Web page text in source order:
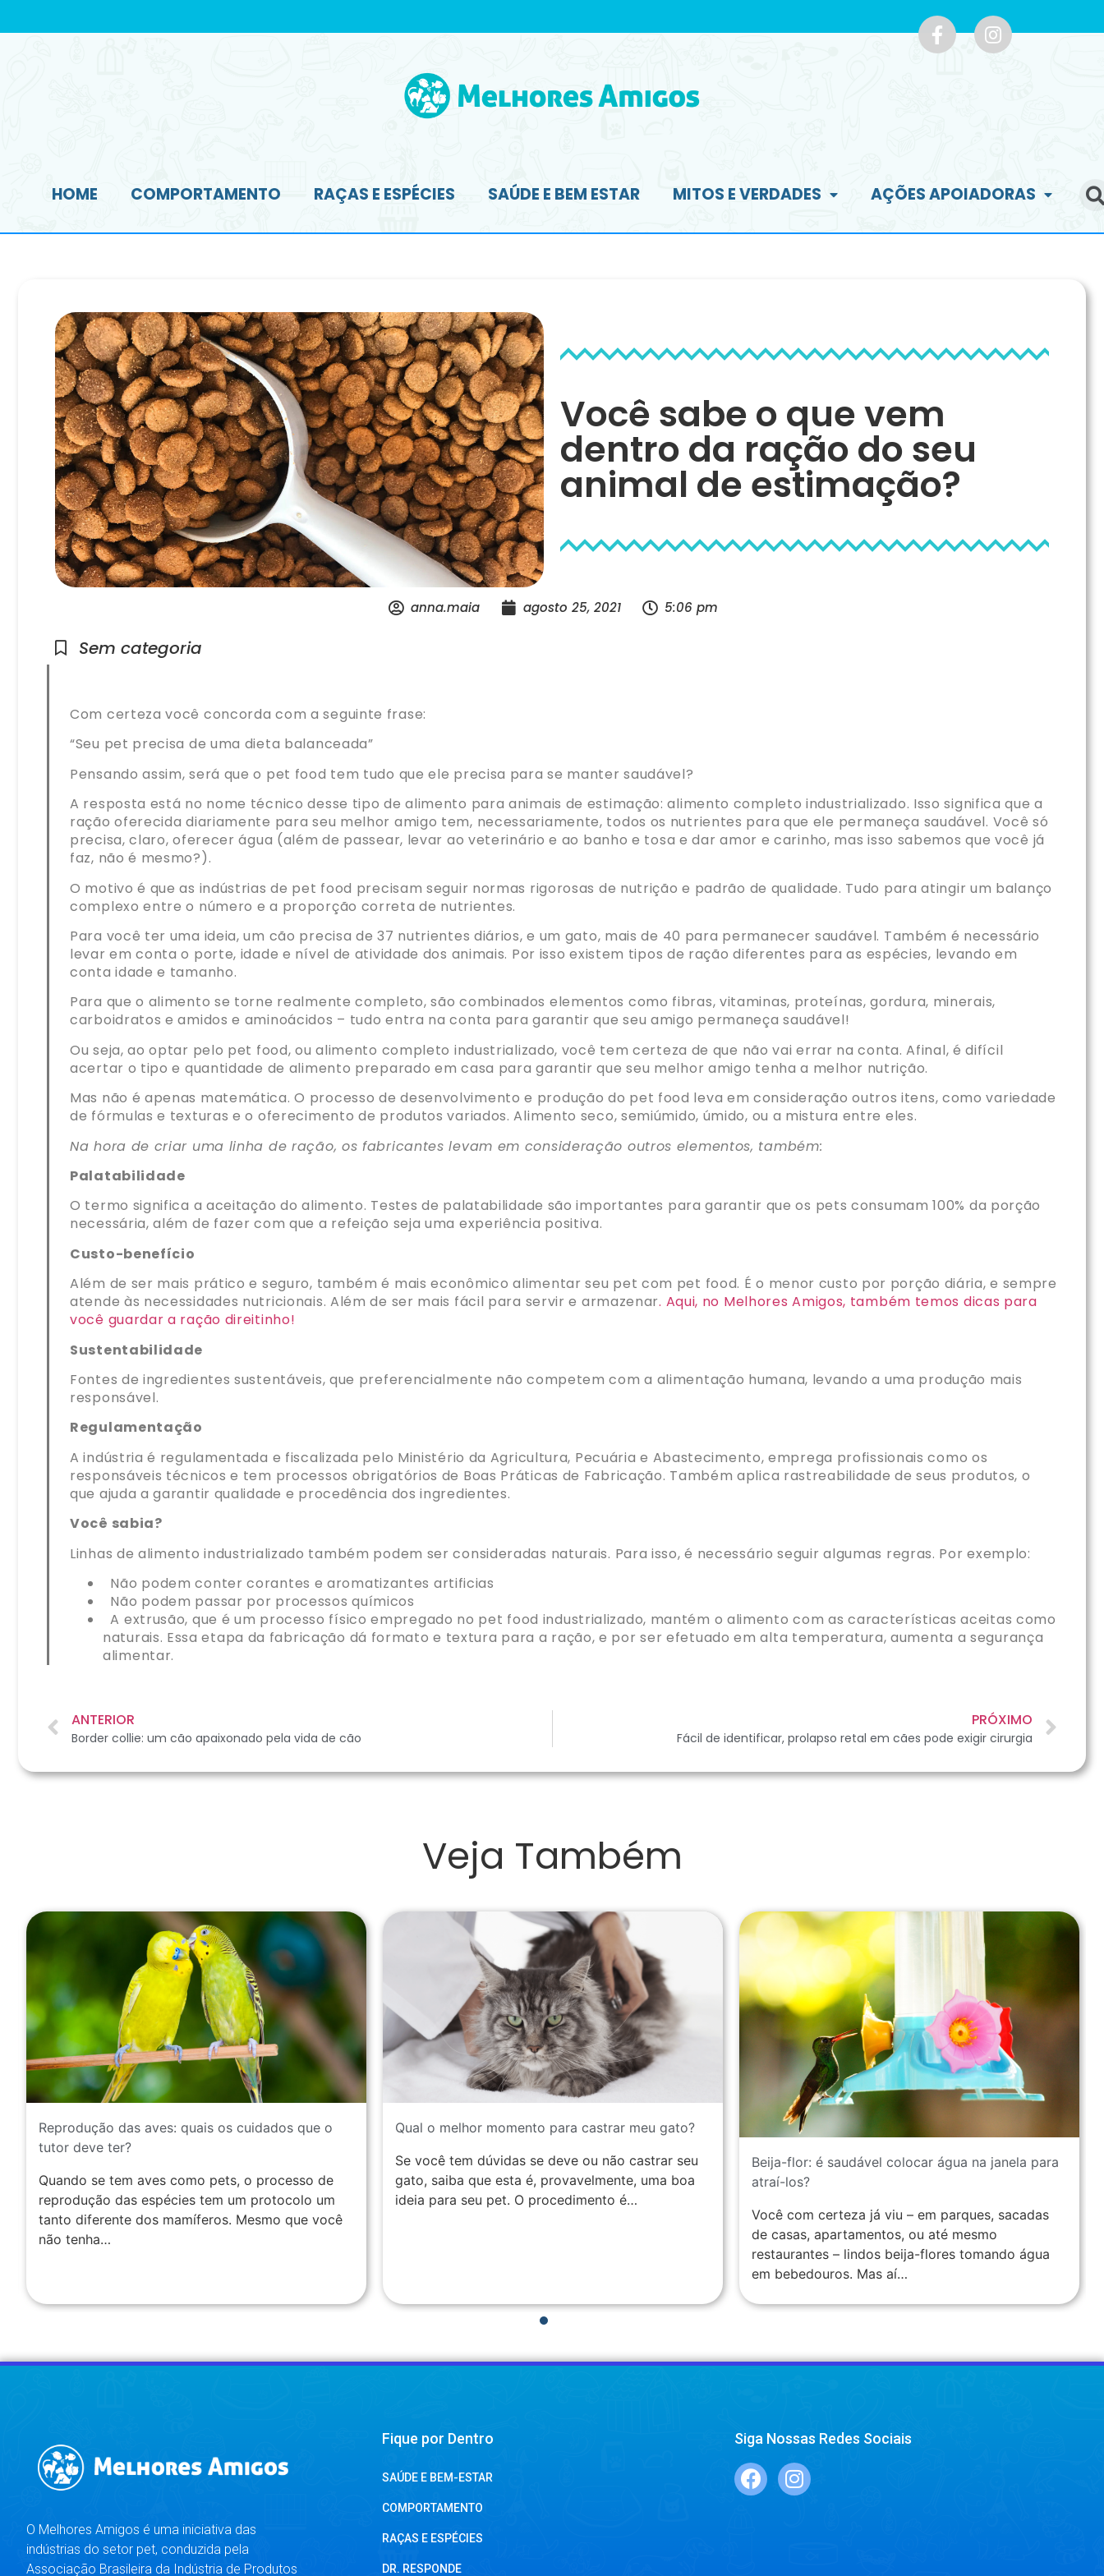
HOME COMPORTAMENTO RAÇAS E ESPÉCIES SAÚDE E BEM ESTAR MITOS E VERDADES AÇÕES APOIADORAS
Você sabe o que vem
dentro da ração do seu
animal de estimação?
anna.maia agosto 25, 2021 5:06 pm
Sem categoria
Com certeza você concorda com a seguinte frase:
“Seu pet precisa de uma dieta balanceada”
Pensando assim, será que o pet food tem tudo que ele precisa para se manter saudável?
A resposta está no nome técnico desse tipo de alimento para animais de estimação: alimento completo industrializado. Isso significa que a
ração oferecida diariamente para seu melhor amigo tem, necessariamente, todos os nutrientes para que ele permaneça saudável. Você só
precisa, claro, oferecer água (além de passear, levar ao veterinário e ao banho e tosa e dar amor e carinho, mas isso sabemos que você já
faz, não é mesmo?).
O motivo é que as indústrias de pet food precisam seguir normas rigorosas de nutrição e padrão de qualidade. Tudo para atingir um balanço
complexo entre o número e a proporção correta de nutrientes.
Para você ter uma ideia, um cão precisa de 37 nutrientes diários, e um gato, mais de 40 para permanecer saudável. Também é necessário
levar em conta o porte, idade e nível de atividade dos animais. Por isso existem tipos de ração diferentes para as espécies, levando em
conta idade e tamanho.
Para que o alimento se torne realmente completo, são combinados elementos como fibras, vitaminas, proteínas, gordura, minerais,
carboidratos e amidos e aminoácidos – tudo entra na conta para garantir que seu amigo permaneça saudável!
Ou seja, ao optar pelo pet food, ou alimento completo industrializado, você tem certeza de que não vai errar na conta. Afinal, é difícil
acertar o tipo e quantidade de alimento preparado em casa para garantir que seu melhor amigo tenha a melhor nutrição.
Mas não é apenas matemática. O processo de desenvolvimento e produção do pet food leva em consideração outros itens, como variedade
de fórmulas e texturas e o oferecimento de produtos variados. Alimento seco, semiúmido, úmido, ou a mistura entre eles.
Na hora de criar uma linha de ração, os fabricantes levam em consideração outros elementos, também:
Palatabilidade
O termo significa a aceitação do alimento. Testes de palatabilidade são importantes para garantir que os pets consumam 100% da porção
necessária, além de fazer com que a refeição seja uma experiência positiva.
Custo-benefício
Além de ser mais prático e seguro, também é mais econômico alimentar seu pet com pet food. É o menor custo por porção diária, e sempre
atende às necessidades nutricionais. Além de ser mais fácil para servir e armazenar. Aqui, no Melhores Amigos, também temos dicas para
você guardar a ração direitinho!
Sustentabilidade
Fontes de ingredientes sustentáveis, que preferencialmente não competem com a alimentação humana, levando a uma produção mais
responsável.
Regulamentação
A indústria é regulamentada e fiscalizada pelo Ministério da Agricultura, Pecuária e Abastecimento, emprega profissionais como os
responsáveis técnicos e tem processos obrigatórios de Boas Práticas de Fabricação. Também aplica rastreabilidade de seus produtos, o
que ajuda a garantir qualidade e procedência dos ingredientes.
Você sabia?
Linhas de alimento industrializado também podem ser consideradas naturais. Para isso, é necessário seguir algumas regras. Por exemplo:
Não podem conter corantes e aromatizantes artificias
Não podem passar por processos químicos
A extrusão, que é um processo físico empregado no pet food industrializado, mantém o alimento com as características aceitas como
naturais. Essa etapa da fabricação dá formato e textura para a ração, e por ser efetuado em alta temperatura, aumenta a segurança
alimentar.
ANTERIOR
Border collie: um cão apaixonado pela vida de cão
PRÓXIMO
Fácil de identificar, prolapso retal em cães pode exigir cirurgia
Veja Também
Reprodução das aves: quais os cuidados que o
tutor deve ter?
Quando se tem aves como pets, o processo de
reprodução das espécies tem um protocolo um
tanto diferente dos mamíferos. Mesmo que você
não tenha…
Qual o melhor momento para castrar meu gato?
Se você tem dúvidas se deve ou não castrar seu
gato, saiba que esta é, provavelmente, uma boa
ideia para seu pet. O procedimento é…
Beija-flor: é saudável colocar água na janela para
atraí-los?
Você com certeza já viu – em parques, sacadas
de casas, apartamentos, ou até mesmo
restaurantes – lindos beija-flores tomando água
em bebedouros. Mas aí…
O Melhores Amigos é uma iniciativa das
indústrias do setor pet, conduzida pela
Associação Brasileira da Indústria de Produtos
Fique por Dentro
SAÚDE E BEM-ESTAR
COMPORTAMENTO
RAÇAS E ESPÉCIES
DR. RESPONDE
Siga Nossas Redes Sociais